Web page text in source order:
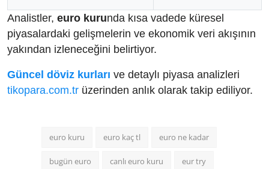
Analistler, euro kurunda kısa vadede küresel
piyasalardaki gelişmelerin ve ekonomik veri akışının
yakından izleneceğini belirtiyor.
Güncel döviz kurları ve detaylı piyasa analizleri
tikopara.com.tr üzerinden anlık olarak takip ediliyor.
euro kuru euro kaç tl euro ne kadar
bugün euro canlı euro kuru eur try